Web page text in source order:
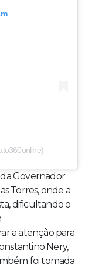
Governador
Torres, onde a
dificultando o
a atenção para
Nery,
foi tomada